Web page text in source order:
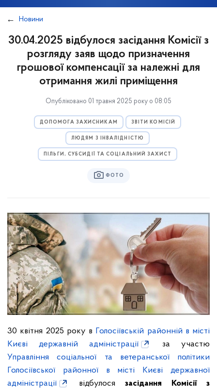
Новини
30.04.2025 відбулося засідання Комісії з
розгляду заяв щодо призначення
грошової компенсації за належні для
отримання жилі приміщення
Опубліковано 01 травня 2025 року о 08:05
ДОПОМОГА ЗАХИСНИКАМ ЗВІТИ КОМІСІЙ
ЛЮДЯМ З ІНВАЛІДНІСТЮ
ПІЛЬГИ, СУБСИДІЇ ТА СОЦІАЛЬНИЙ ЗАХИСТ
ФОТО
30 квітня 2025 року в Голосіївській районній в місті
Києві державній адміністрації
за участю
Управління соціальної та ветеранської політики
Голосіївської районної в місті Києві державної
адміністрації
відбулося засідання Комісії з